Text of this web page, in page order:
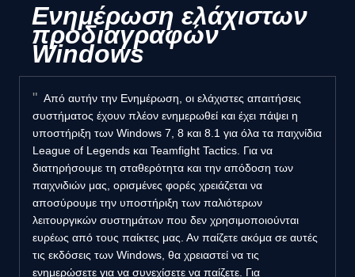
Ενημέρωση ελάχιστων
προδιαγραφών
Windows
Από αυτήν την Ενημέρωση, οι ελάχιστες απαιτήσεις
συστήματος έχουν πλέον ενημερωθεί και έχει πάψει η
υποστήριξη των Windows 7, 8 και 8.1 για όλα τα παιχνίδια
League of Legends και Teamfight Tactics. Για να
διατηρήσουμε τη σταθερότητα και την απόδοση των
παιχνιδιών μας, ορισμένες φορές χρειάζεται να
αποσύρουμε την υποστήριξη των παλιότερων
λειτουργικών συστημάτων που δεν χρησιμοποιούνται
ευρέως από τους παίκτες μας. Αν παίζετε ακόμα σε αυτές
τις εκδόσεις των Windows, θα χρειαστεί να τις
ενημερώσετε για να συνεχίσετε να παίζετε. Για